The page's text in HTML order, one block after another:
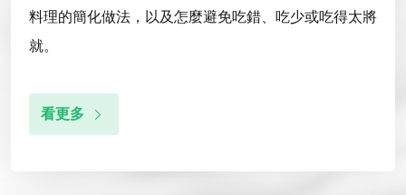
料理的簡化做法，以及怎麼避免吃錯、吃少或吃得太將
就。
看更多